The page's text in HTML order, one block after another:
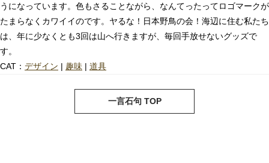
うになっています。色もさることながら、なんてったってロゴマークが
たまらなくカワイイのです。ヤるな！日本野鳥の会！海辺に住む私たち
は、年に少なくとも3回は山へ行きますが、毎回手放せないグッズで
す。
CAT： デザイン | 趣味 | 道具
一言石句 TOP